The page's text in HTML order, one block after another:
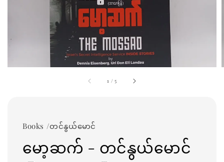
1 /5
Books /တင်နွယ်မောင်
မော့ဆက် - တင်နွယ်မောင်